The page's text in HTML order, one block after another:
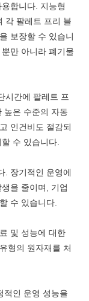
합니다. 지능형
각 팔레트 프리 블
보장할 수 있습니
만 아니라 폐기물
시간에 팔레트 프
높은 수준의 자동
인건비도 절감되
수 있습니다.
. 장기적인 운영에
을 줄이며, 기업
수 있습니다.
및 성능에 대한
형의 원자재를 처
적인 운영 성능을